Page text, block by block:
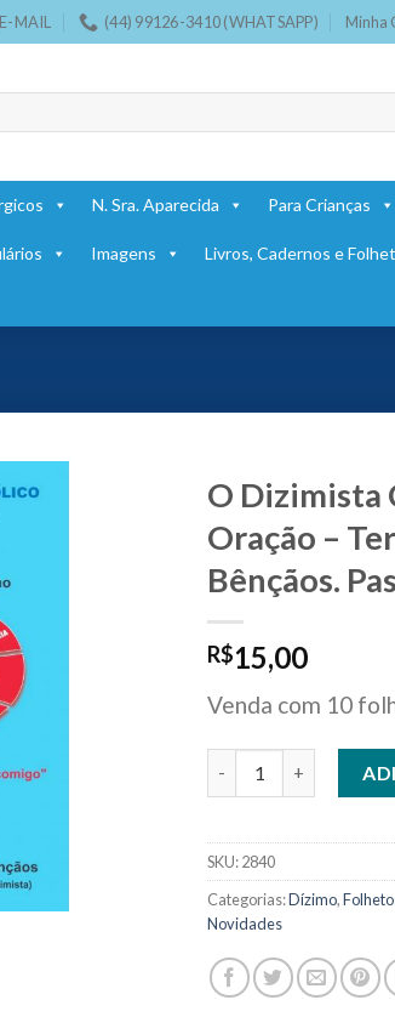
E-MAIL (44) 99126-3410 (WHATSAPP) Minha
N. Sra. Aparecida Para Crianças
Imagens Livros, Cadernos e
O Dizimista
Oração –
Bênçãos.
R$15,00
Venda com 10
SKU:2840
Categorias:Dízimo,
Novidades